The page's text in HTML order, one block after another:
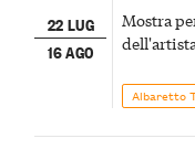
22 LUG
16 AGO
Mostra
Albaretto